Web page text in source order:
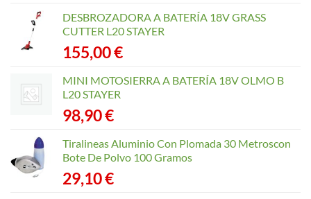
DESBROZADORA A BATERÍA 18V GRASS
CUTTER L20 STAYER
155,00€
MINI MOTOSIERRA A BATERÍA 18V OLMO B
L20 STAYER
98,90€
Tiralineas Aluminio Con Plomada 30 Metroscon
Bote De Polvo 100 Gramos
29,10€